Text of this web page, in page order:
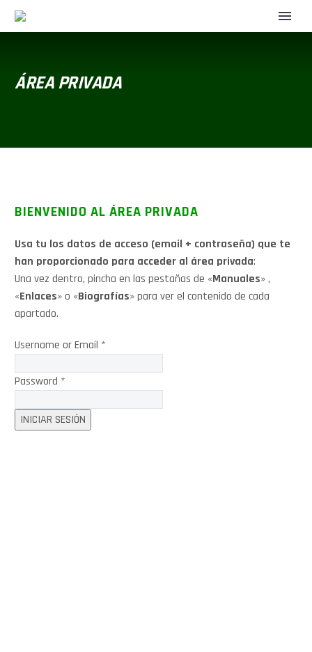
ÁREA PRIVADA
BIENVENIDO AL ÁREA PRIVADA
Usa tu los datos de acceso (email + contraseña) que te
han proporcionado para acceder al área privada:
Una vez dentro, pincha en las pestañas de «Manuales» ,
«Enlaces» o «Biografías» para ver el contenido de cada
apartado.
Username or Email *
Password *